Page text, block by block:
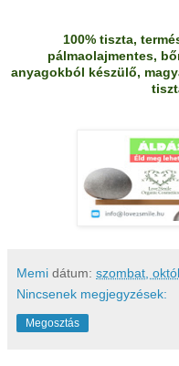
100% tiszta,
pálmaolajmentes,
anyagokból készülő,
Memi dátum: szombat,
Nincsenek megjegyzések:
Megosztás